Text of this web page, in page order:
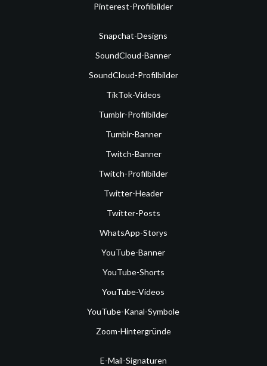
Pinterest-Profilbilder
Snapchat-Designs
SoundCloud-Banner
SoundCloud-Profilbilder
TikTok-Videos
Tumblr-Profilbilder
Tumblr-Banner
Twitch-Banner
Twitch-Profilbilder
Twitter-Header
Twitter-Posts
WhatsApp-Storys
YouTube-Banner
YouTube-Shorts
YouTube-Videos
YouTube-Kanal-Symbole
Zoom-Hintergründe
E-Mail-Signaturen